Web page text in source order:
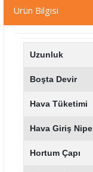
Ürün Bilgisi
Uzunluk
Boşta Devir
Hava Tüketimi
Hava Giriş
Hortum Çapı